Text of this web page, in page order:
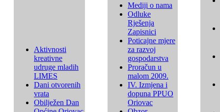
Aktivnosti
kreativne
udruge mladih
LIMES
Dani otvorenih
vrata
Obilježen Dan
Mediji o nama
Odluke
Rješenja
Zapisnici
Poticajne mjere
za razvoj
gospodarstva
Proračun u
malom 2009.
IV. Izmjena i
dopuna PPUO
Oriovac